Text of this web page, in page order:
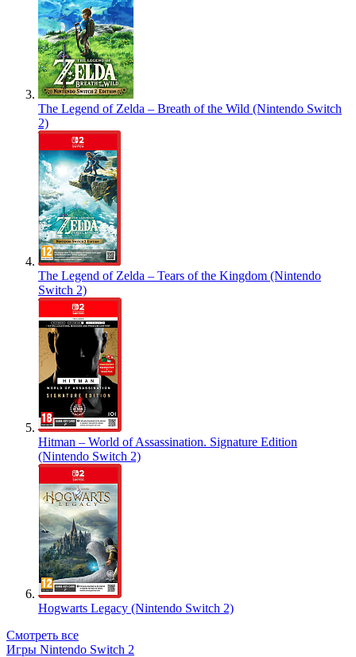
The Legend of Zelda – Breath of the Wild (Nintendo Switch
2)
The Legend of Zelda – Tears of the Kingdom (Nintendo
Switch 2)
Hitman – World of Assassination. Signature Edition
(Nintendo Switch 2)
Hogwarts Legacy (Nintendo Switch 2)
Смотреть все
Игры Nintendo Switch 2